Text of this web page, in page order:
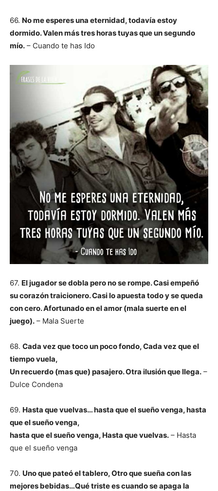
66. No me esperes una eternidad, todavía estoy
dormido. Valen más tres horas tuyas que un segundo
mío. – Cuando te has Ido
67. El jugador se dobla pero no se rompe. Casi empeñó
su corazón traicionero. Casi lo apuesta todo y se queda
con cero. Afortunado en el amor (mala suerte en el
juego). – Mala Suerte
68. Cada vez que toco un poco fondo,Cada vez que el
tiempo vuela,
Un recuerdo (mas que) pasajero.Otra ilusión que llega. –
Dulce Condena
69. Hasta que vuelvas… hasta que el sueño venga, hasta
que el sueño venga,
hasta que el sueño venga, Hasta que vuelvas. – Hasta
que el sueño venga
70. Uno que pateó el tablero, Otro que sueña con las
mejores bebidas…Qué triste es cuando se apaga la